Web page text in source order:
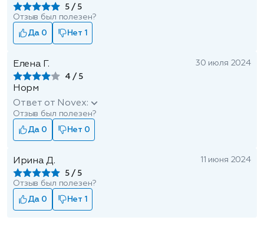
5
Отзыв был полезен?
Да 0
Нет 1
Елена Г.
4
30 июля 2024
Норм
Ответ от Novex:
Отзыв был полезен?
Да 0
Нет 0
Ирина Д.
5
11 июня 2024
Отзыв был полезен?
Да 0
Нет 1